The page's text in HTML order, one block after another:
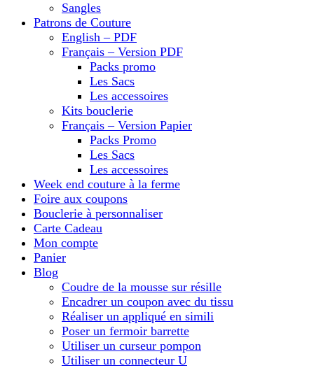
Sangles
Patrons de Couture
English – PDF
Français – Version PDF
Packs promo
Les Sacs
Les accessoires
Kits bouclerie
Français – Version Papier
Packs Promo
Les Sacs
Les accessoires
Week end couture à la ferme
Foire aux coupons
Bouclerie à personnaliser
Carte Cadeau
Mon compte
Panier
Blog
Coudre de la mousse sur résille
Encadrer un coupon avec du tissu
Réaliser un appliqué en simili
Poser un fermoir barrette
Utiliser un curseur pompon
Utiliser un connecteur U